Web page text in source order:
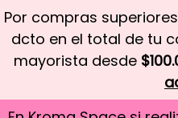
Por compras
dcto en el total de tu
mayorista desde